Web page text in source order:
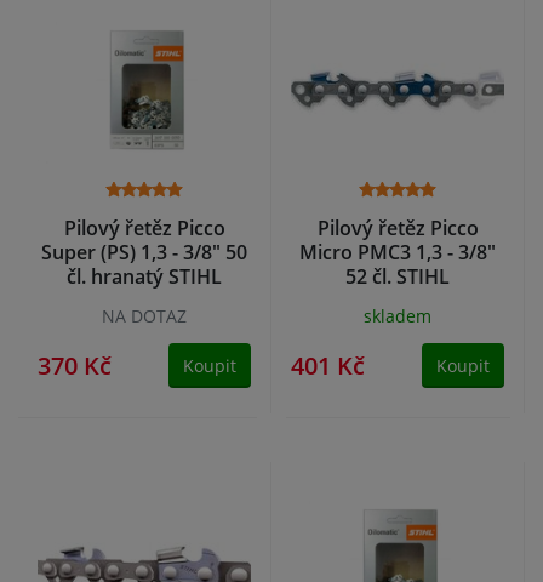
Pilový řetěz Picco
Super (PS) 1,3 - 3/8" 50
čl. hranatý STIHL
NA DOTAZ
370 Kč Koupit
Pilový řetěz Picco
Micro PMC3 1,3 - 3/8"
52 čl. STIHL
skladem
401 Kč Koupit